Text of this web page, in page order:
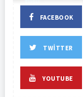
FACEBOOK
TWITTER
YOUTUBE